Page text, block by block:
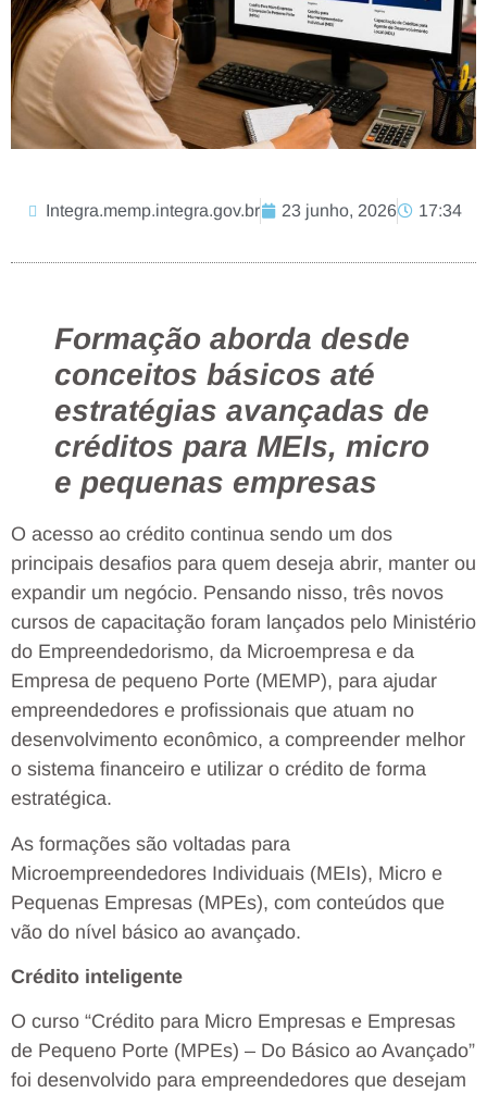
Integra.memp.integra.gov.br 23 junho, 2026 17:34
Formação aborda desde
conceitos básicos até
estratégias avançadas de
créditos para MEIs, micro
e pequenas empresas
O acesso ao crédito continua sendo um dos
principais desafios para quem deseja abrir, manter ou
expandir um negócio. Pensando nisso, três novos
cursos de capacitação foram lançados pelo Ministério
do Empreendedorismo, da Microempresa e da
Empresa de pequeno Porte (MEMP), para ajudar
empreendedores e profissionais que atuam no
desenvolvimento econômico, a compreender melhor
o sistema financeiro e utilizar o crédito de forma
estratégica.
As formações são voltadas para
Microempreendedores Individuais (MEIs), Micro e
Pequenas Empresas (MPEs), com conteúdos que
vão do nível básico ao avançado.
Crédito inteligente
O curso “Crédito para Micro Empresas e Empresas
de Pequeno Porte (MPEs) – Do Básico ao Avançado”
foi desenvolvido para empreendedores que desejam